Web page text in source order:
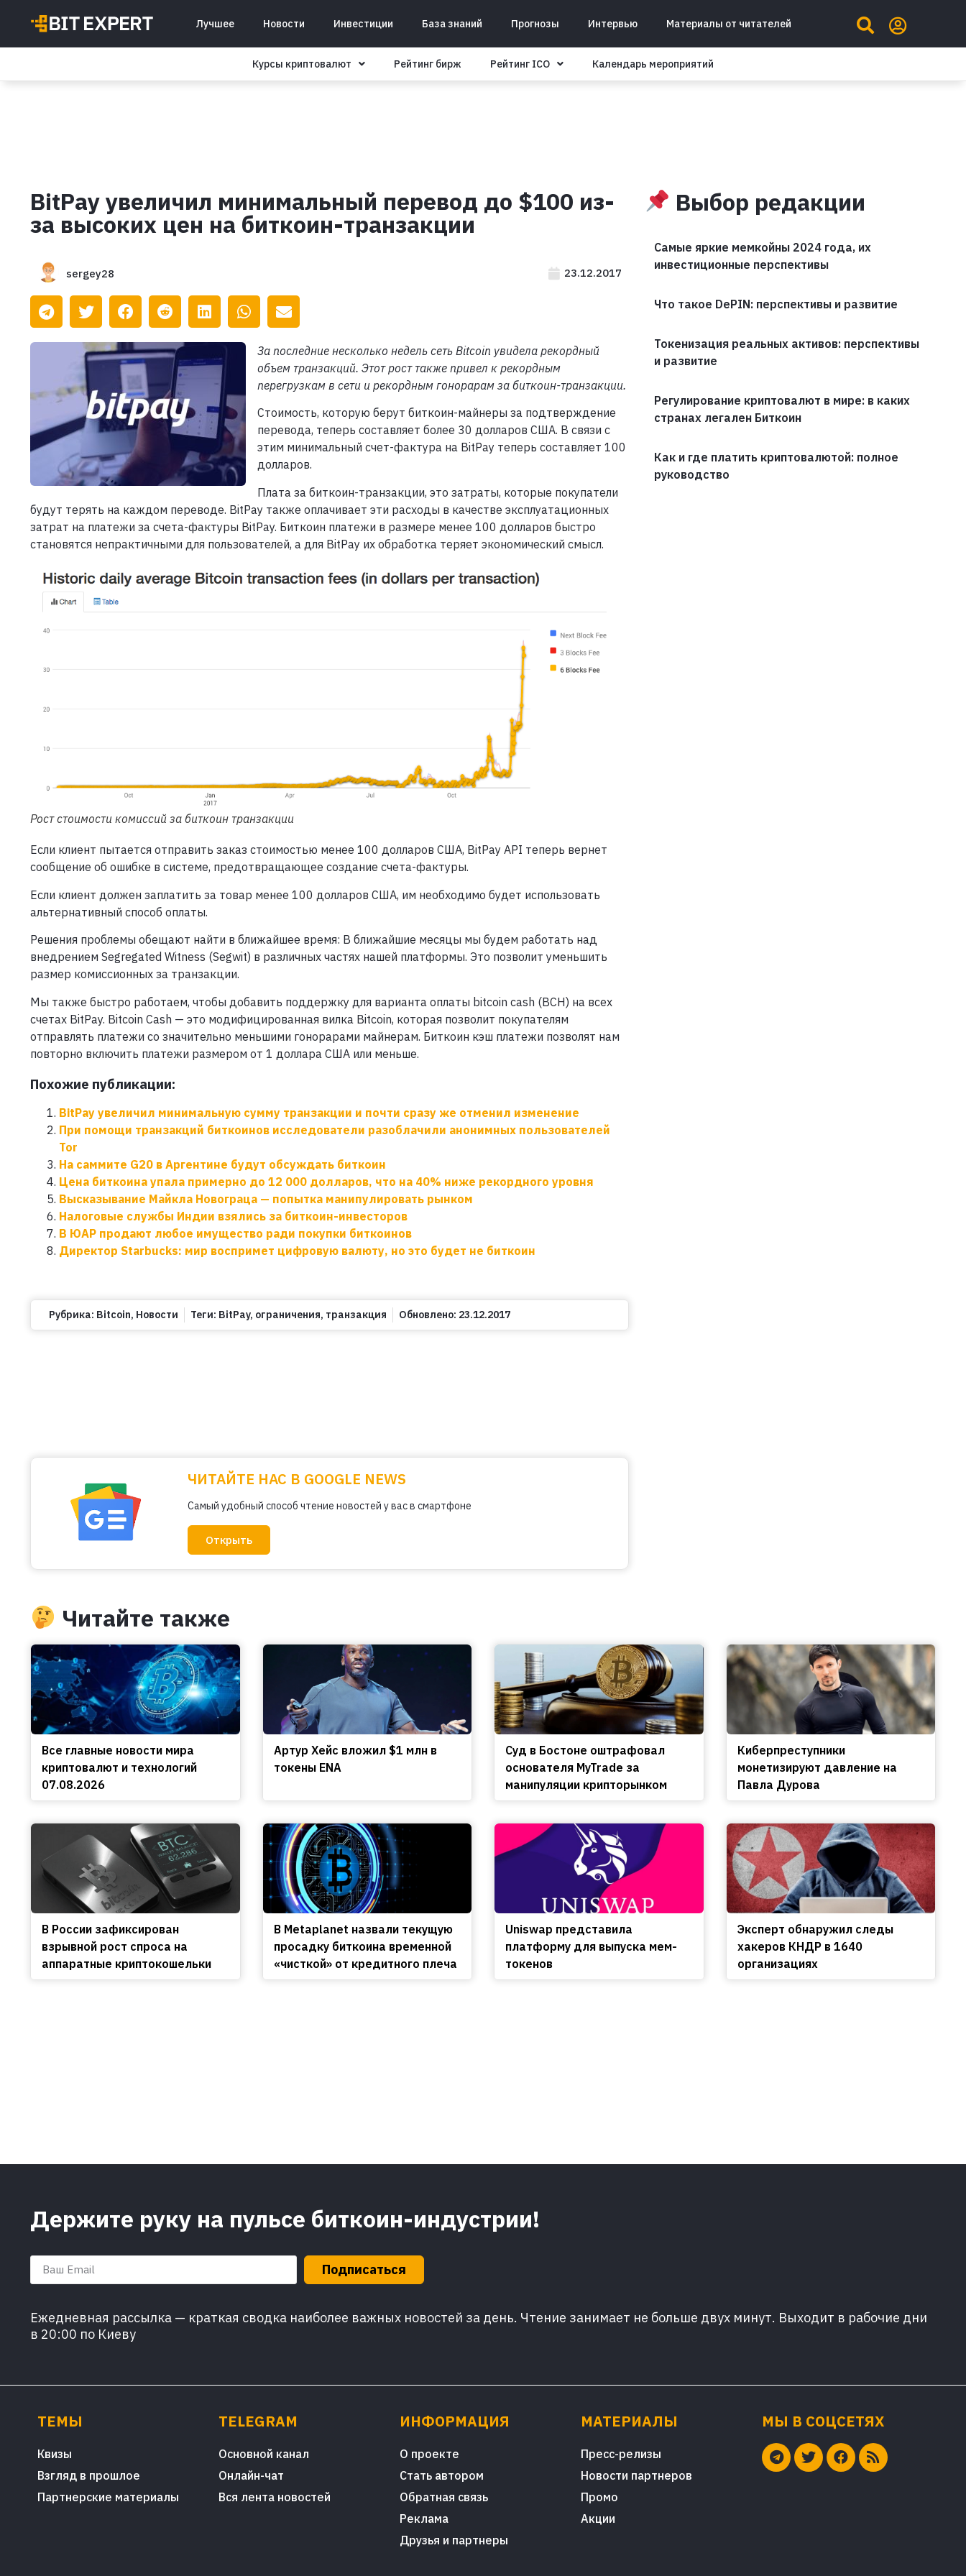
Лучшее Новости Инвестиции База знаний Прогнозы Интервью Материалы от читателей
Курсы криптовалют Рейтинг бирж Рейтинг ICO Календарь мероприятий
BitPay увеличил минимальный перевод до $100 из-
за высоких цен на биткоин-транзакции
sergey28 23.12.2017
За последние несколько недель сеть Bitcoin увидела рекордный
объем транзакций. Этот рост также привел к рекордным
перегрузкам в сети и рекордным гонорарам за биткоин-транзакции.
Стоимость, которую берут биткоин-майнеры за подтверждение
перевода, теперь составляет более 30 долларов США. В связи с
этим минимальный счет-фактура на BitPay теперь составляет 100
долларов.
Плата за биткоин-транзакции, это затраты, которые покупатели
будут терять на каждом переводе. BitPay также оплачивает эти расходы в качестве эксплуатационных
затрат на платежи за счета-фактуры BitPay. Биткоин платежи в размере менее 100 долларов быстро
становятся непрактичными для пользователей, а для BitPay их обработка теряет экономический смысл.
Рост стоимости комиссий за биткоин транзакции
Если клиент пытается отправить заказ стоимостью менее 100 долларов США, BitPay API теперь вернет
сообщение об ошибке в системе, предотвращающее создание счета-фактуры.
Если клиент должен заплатить за товар менее 100 долларов США, им необходимо будет использовать
альтернативный способ оплаты.
Решения проблемы обещают найти в ближайшее время: В ближайшие месяцы мы будем работать над
внедрением Segregated Witness (Segwit) в различных частях нашей платформы. Это позволит уменьшить
размер комиссионных за транзакции.
Мы также быстро работаем, чтобы добавить поддержку для варианта оплаты bitcoin cash (BCH) на всех
счетах BitPay. Bitcoin Cash — это модифицированная вилка Bitcoin, которая позволит покупателям
отправлять платежи со значительно меньшими гонорарами майнерам. Биткоин кэш платежи позволят нам
повторно включить платежи размером от 1 доллара США или меньше.
Похожие публикации:
BitPay увеличил минимальную сумму транзакции и почти сразу же отменил изменение
При помощи транзакций биткоинов исследователи разоблачили анонимных пользователей
Tor
На саммите G20 в Аргентине будут обсуждать биткоин
Цена биткоина упала примерно до 12 000 долларов, что на 40% ниже рекордного уровня
Высказывание Майкла Новограца — попытка манипулировать рынком
Налоговые службы Индии взялись за биткоин-инвесторов
В ЮАР продают любое имущество ради покупки биткоинов
Директор Starbucks: мир воспримет цифровую валюту, но это будет не биткоин
Рубрика: Bitcoin, Новости Теги: BitPay, ограничения, транзакция Обновлено: 23.12.2017
ЧИТАЙТЕ НАС В GOOGLE NEWS
Самый удобный способ чтение новостей у вас в смартфоне
Открыть
Выбор редакции
Самые яркие мемкойны 2024 года, их
инвестиционные перспективы
Что такое DePIN: перспективы и развитие
Токенизация реальных активов: перспективы
и развитие
Регулирование криптовалют в мире: в каких
странах легален Биткоин
Как и где платить криптовалютой: полное
руководство
Читайте также
Все главные новости мира
криптовалют и технологий
07.08.2026
Артур Хейс вложил $1 млн в
токены ENA
Cуд в Бостоне оштрафовал
основателя MyTrade за
манипуляции крипторынком
Киберпреступники
монетизируют давление на
Павла Дурова
В России зафиксирован
взрывной рост спроса на
аппаратные криптокошельки
В Metaplanet назвали текущую
просадку биткоина временной
«чисткой» от кредитного плеча
Uniswap представила
платформу для выпуска мем-
токенов
Эксперт обнаружил следы
хакеров КНДР в 1640
организациях
Держите руку на пульсе биткоин-индустрии!
Подписаться
Ежедневная рассылка — краткая сводка наиболее важных новостей за день. Чтение занимает не больше двух минут. Выходит в рабочие дни
в 20:00 по Киеву
ТЕМЫ
Квизы
Взгляд в прошлое
Партнерские материалы
TELEGRAM
Основной канал
Онлайн-чат
Вся лента новостей
ИНФОРМАЦИЯ
О проекте
Стать автором
Обратная связь
Реклама
Друзья и партнеры
МАТЕРИАЛЫ
Пресс-релизы
Новости партнеров
Промо
Акции
МЫ В СОЦСЕТЯХ